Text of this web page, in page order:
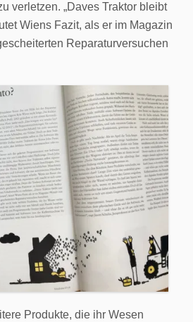
verletzen. „Daves Traktor bleibt
Wiens Fazit, als er im Magazin
Reparaturversuchen
Produkte, die ihr Wesen